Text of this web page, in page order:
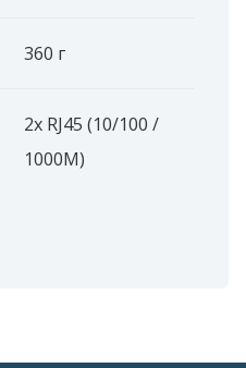
360 г
2x RJ45 (10/100 /
1000M)